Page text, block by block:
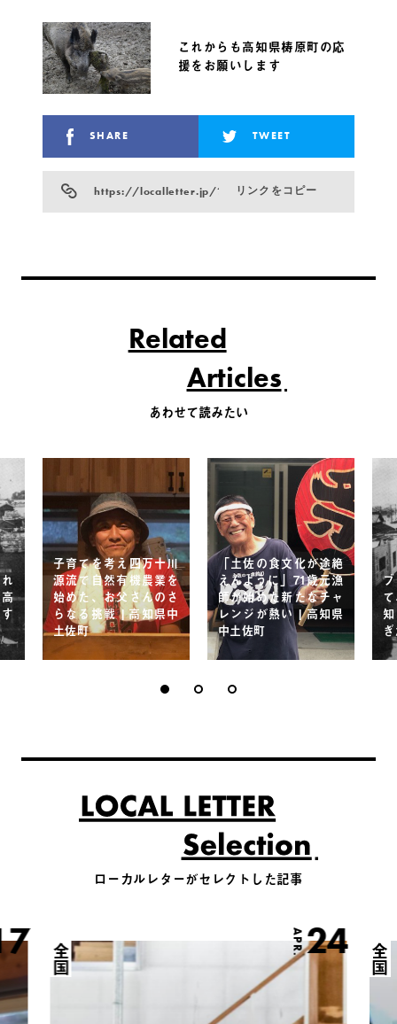
これからも高知県梼原町の応
援をお願いします
SHARE TWEET
https://localletter.jp/?p=765リンクをコピー
Related
Articles
あわせて読みたい
子育てを考え四万十川
源流で自然有機農業を
始めた、お父さんのさ
らなる挑戦 | 高知県中
土佐町
「土佐の食文化が途絶
えんように」71歳元漁
師が始めた新たなチャ
レンジが熱い | 高知県
中土佐町
ローカルレターがセレクトした記事
APR.24
全国 全国